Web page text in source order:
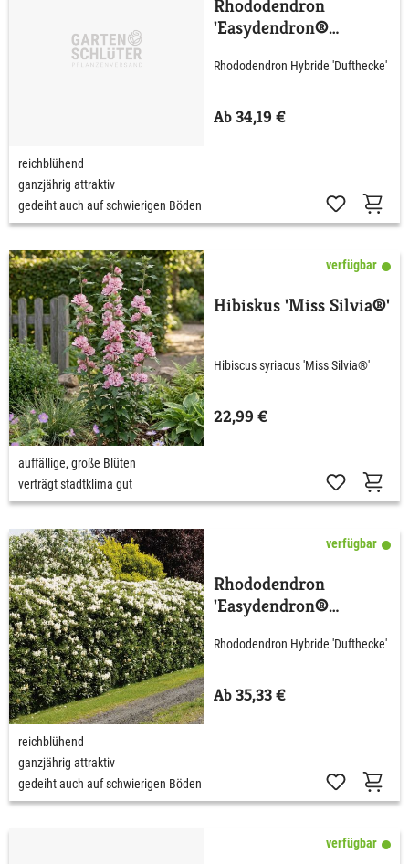
Rhododendron
'Easydendron®
Rhododendron Hybride 'Dufthecke'
Ab 34,19 €
reichblühend
ganzjährig attraktiv
gedeiht auch auf schwierigen Böden
verfügbar
Hibiskus 'Miss Silvia®'
Hibiscus syriacus 'Miss Silvia®'
22,99 €
auffällige, große Blüten
verträgt stadtklima gut
verfügbar
Rhododendron
'Easydendron®
Rhododendron Hybride 'Dufthecke'
Ab 35,33 €
reichblühend
ganzjährig attraktiv
gedeiht auch auf schwierigen Böden
verfügbar